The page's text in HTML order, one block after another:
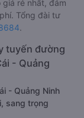
giá rẻ nhất, đảm
Tổng đài tư
.
tuyến đường
- Quảng
- Quảng Ninh
sang trọng